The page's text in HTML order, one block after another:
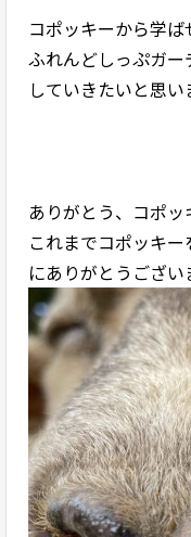
コポッキーから学
ふれんどしっぷガ
していきたいと思い
ありがとう、コポッ
これまでコポッキ
にありがとうござい